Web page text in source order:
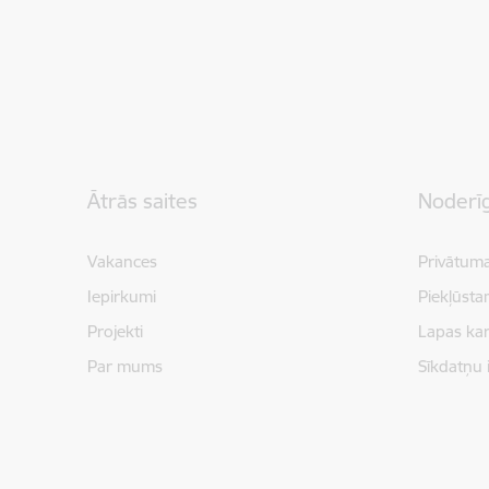
Ātrās saites
Vakances
Iepirkumi
Projekti
Par mums
Lapas
Sīkdatņu